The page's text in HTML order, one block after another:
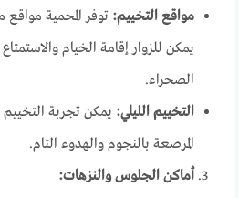
مواقع التخييم: توفر المحمية
يمكن للزوار إقامة الخيام
الصحراء.
التخييم الليلي: يمكن تجربة التخييم
المرصعة بالنجوم والهدوء التام.
أماكن الجلوس والنزهات: